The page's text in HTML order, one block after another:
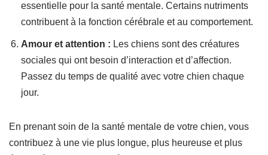
essentielle pour la santé mentale. Certains nutriments
contribuent à la fonction cérébrale et au comportement.
Amour et attention : Les chiens sont des créatures
sociales qui ont besoin d’interaction et d’affection.
Passez du temps de qualité avec votre chien chaque
jour.
En prenant soin de la santé mentale de votre chien, vous
contribuez à une vie plus longue, plus heureuse et plus